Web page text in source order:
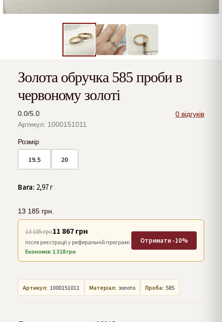
Золота обручка 585 проби в
червоному золоті
0.0/5.0
0 відгуків
Артикул: 1000151011
Розмір
19.5 20
Вага: 2,97 г
13 185 грн.
13 185 грн11 867 грн
після реєстрації у реферальній програмі
Економія: 1 318 грн
Отримати -10%
Артикул: 1000151011 Матеріал: золото Проба: 585